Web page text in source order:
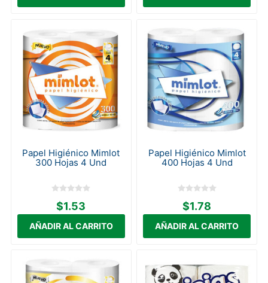
Papel Higiénico Mimlot
300 Hojas 4 Und
$1.53
Papel Higiénico Mimlot
400 Hojas 4 Und
$1.78